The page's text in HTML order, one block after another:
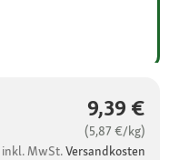
9,39 €
(5,87 €/kg)
inkl. MwSt.Versandkosten